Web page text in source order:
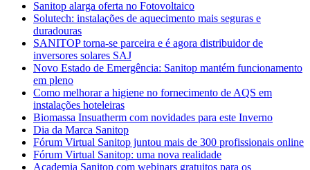
Sanitop alarga oferta no Fotovoltaico
Solutech: instalações de aquecimento mais seguras e
duradouras
SANITOP torna-se parceira e é agora distribuidor de
inversores solares SAJ
Novo Estado de Emergência: Sanitop mantém funcionamento
em pleno
Como melhorar a higiene no fornecimento de AQS em
instalações hoteleiras
Biomassa Insuatherm com novidades para este Inverno
Dia da Marca Sanitop
Fórum Virtual Sanitop juntou mais de 300 profissionais online
Fórum Virtual Sanitop: uma nova realidade
Academia Sanitop com webinars gratuitos para os